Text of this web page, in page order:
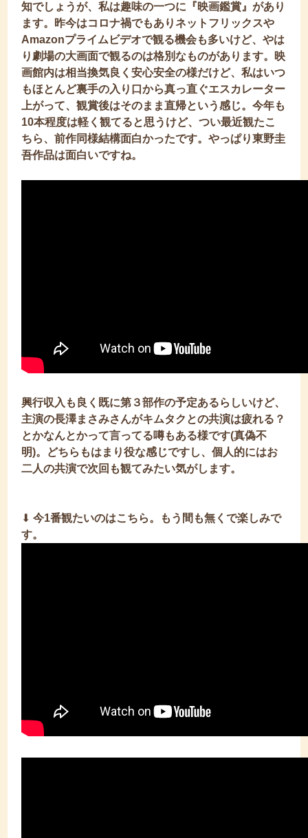
知でしょうが、私は趣味の一つに『映画鑑賞』があり
ます。昨今はコロナ禍でもありネットフリックスや
Amazonプライムビデオで観る機会も多いけど、やは
り劇場の大画面で観るのは格別なものがあります。映
画館内は相当換気良く安心安全の様だけど、私はいつ
もほとんど裏手の入り口から真っ直ぐエスカレーター
上がって、観賞後はそのまま直帰という感じ。今年も
10本程度は軽く観てると思うけど、つい最近観たこ
ちら、前作同様結構面白かったです。やっぱり東野圭
吾作品は面白いですね。
興行収入も良く既に第３部作の予定あるらしいけど、
主演の長澤まさみさんがキムタクとの共演は疲れる？
とかなんとかって言ってる噂もある様です(真偽不
明)。どちらもはまり役な感じですし、個人的にはお
二人の共演で次回も観てみたい気がします。
⬇︎今1番観たいのはこちら。もう間も無くで楽しみで
す。